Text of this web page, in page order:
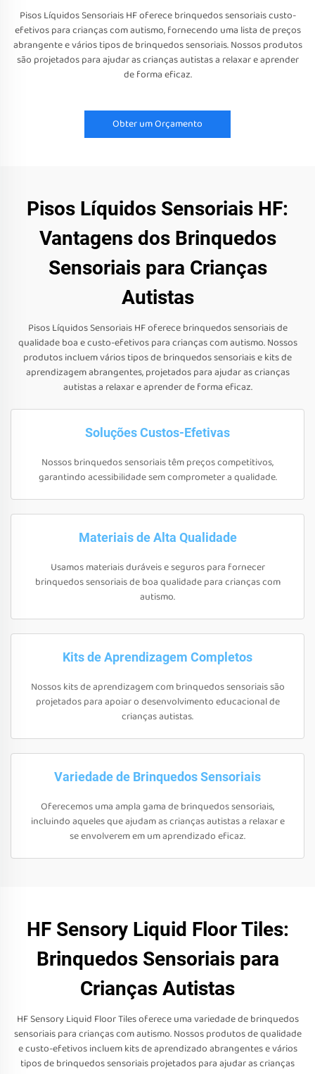
Pisos Líquidos Sensoriais HF oferece brinquedos sensoriais custo-
efetivos para crianças com autismo, fornecendo uma lista de preços
abrangente e vários tipos de brinquedos sensoriais. Nossos produtos
são projetados para ajudar as crianças autistas a relaxar e aprender
de forma eficaz.
Obter um Orçamento
Pisos Líquidos Sensoriais HF:
Vantagens dos Brinquedos
Sensoriais para Crianças
Autistas
Pisos Líquidos Sensoriais HF oferece brinquedos sensoriais de
qualidade boa e custo-efetivos para crianças com autismo. Nossos
produtos incluem vários tipos de brinquedos sensoriais e kits de
aprendizagem abrangentes, projetados para ajudar as crianças
autistas a relaxar e aprender de forma eficaz.
Soluções Custos-Efetivas
Nossos brinquedos sensoriais têm preços competitivos,
garantindo acessibilidade sem comprometer a qualidade.
Materiais de Alta Qualidade
Usamos materiais duráveis e seguros para fornecer
brinquedos sensoriais de boa qualidade para crianças com
autismo.
Kits de Aprendizagem Completos
Nossos kits de aprendizagem com brinquedos sensoriais são
projetados para apoiar o desenvolvimento educacional de
crianças autistas.
Variedade de Brinquedos Sensoriais
Oferecemos uma ampla gama de brinquedos sensoriais,
incluindo aqueles que ajudam as crianças autistas a relaxar e
se envolverem em um aprendizado eficaz.
HF Sensory Liquid Floor Tiles:
Brinquedos Sensoriais para
Crianças Autistas
HF Sensory Liquid Floor Tiles oferece uma variedade de brinquedos
sensoriais para crianças com autismo. Nossos produtos de qualidade
e custo-efetivos incluem kits de aprendizado abrangentes e vários
tipos de brinquedos sensoriais projetados para ajudar as crianças